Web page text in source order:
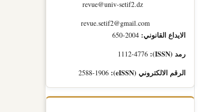
الايداع القانوني:
رمد (ISSN):
الرقم الالكتروني (eISSN):